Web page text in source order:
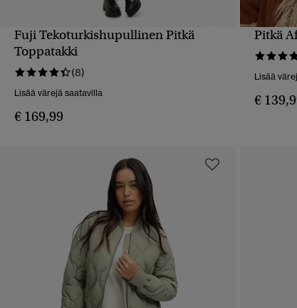
PIKAKATSELU
Fuji Tekoturkishupullinen Pitkä
Toppatakki
(8)
Lisää värejä saatavilla
€ 169,99
Pitkä
Lisää
€